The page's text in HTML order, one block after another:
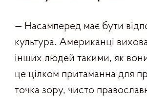
— Насамперед має бути
культура. Американці
інших людей такими, як
це цілком притаманна для
точка зору, чисто